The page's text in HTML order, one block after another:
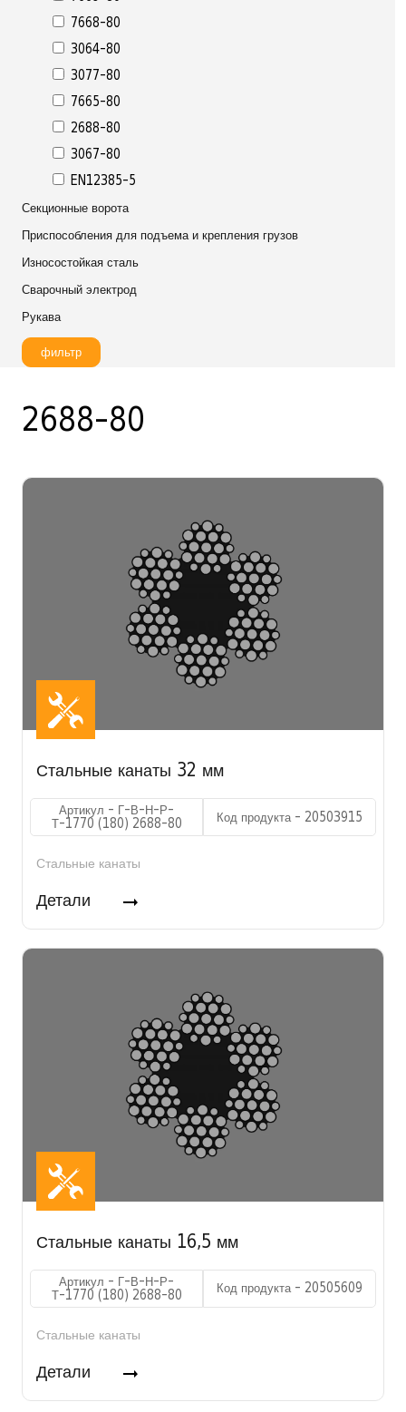
7668-80
3064-80
3077-80
7665-80
2688-80
3067-80
EN12385-5
Секционные ворота
Приспособления для подъема и крепления грузов
Износостойкая сталь
Сварочный электрод
Рукава
фильтр
2688-80
Стальные канаты 32 мм
Артикул - Г-В-Н-Р-
Т-1770 (180) 2688-80
Код продукта - 20503915
Стальные канаты
Детали
Стальные канаты 16,5 мм
Артикул - Г-В-Н-Р-
Т-1770 (180) 2688-80
Код продукта - 20505609
Стальные канаты
Детали